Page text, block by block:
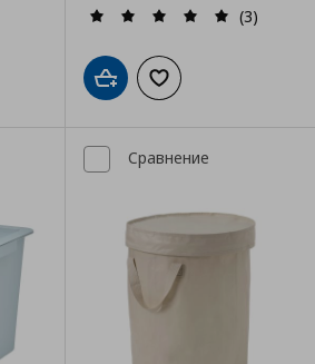
с любими
(3)
Добави в кошницата
Добави към
Сравнение